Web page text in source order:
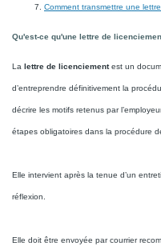
Comment transmettre une
Qu'est-ce qu'une lettre de
La lettre de licenciementest un
d’entreprendre définitivement la
décrire les motifs retenus par
étapes obligatoires dans la procédure
Elle intervient après la tenue d’un
réflexion.
Elle doit être envoyée par courrier